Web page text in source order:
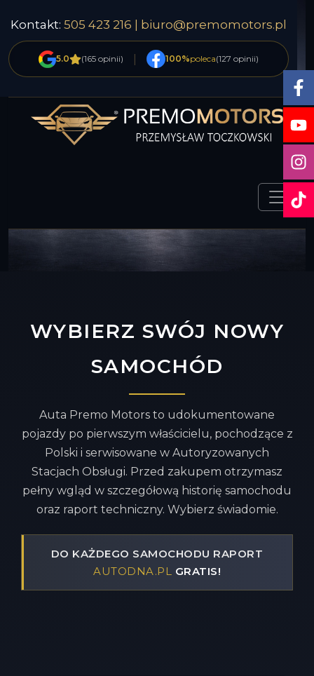
Kontakt: 505 423 216 | biuro@premomotors.pl
5.0 (165 opinii) 100%poleca(127 opinii)
WYBIERZ SWÓJ NOWY
SAMOCHÓD
Auta Premo Motors to udokumentowane
pojazdy po pierwszym właścicielu, pochodzące z
Polski i serwisowane w Autoryzowanych
Stacjach Obsługi. Przed zakupem otrzymasz
pełny wgląd w szczegółową historię samochodu
oraz raport techniczny. Wybierz świadomie.
DO KAŻDEGO SAMOCHODU RAPORT
AUTODNA.PL GRATIS!